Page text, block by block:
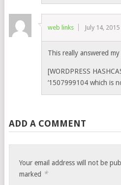
web links July 14, 2015
This really answered
[WORDPRESS
‘1507999104 which is
ADD A COMMENT
Your email address will not be
marked *